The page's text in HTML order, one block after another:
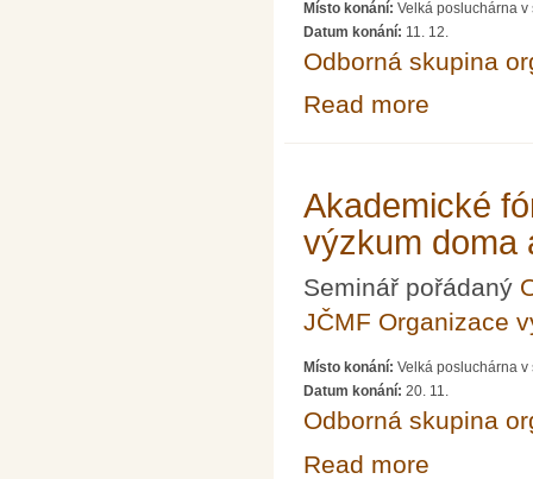
Místo konání: Velká posluchárna v
Datum konání: 11. 12.
Odborná skupina
Read more
Akademické
výzkum doma
Seminář pořádaný
JČMF Organizace
Místo konání: Velká posluchárna v
Datum konání: 20. 11.
Odborná skupina
Read more